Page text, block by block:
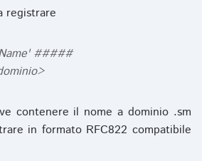
registrare
#####
contenere il nome a dominio .sm
in formato RFC822 compatibile